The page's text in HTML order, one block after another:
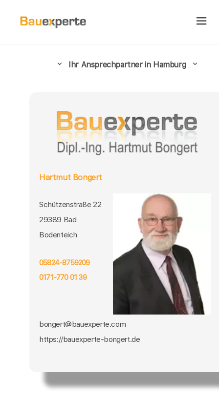
Ihr Ansprechpartner in Hamburg
Hartmut Bongert
Schützenstraße 22
29389 Bad
Bodenteich
05824-8759209
0171-770 01 39
bongert@bauexperte.com
https://bauexperte-bongert.de